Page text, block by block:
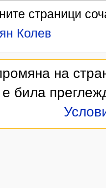
страници
Колев
на
била